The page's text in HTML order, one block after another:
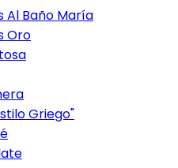
Al Baño María
Oro
Griego"